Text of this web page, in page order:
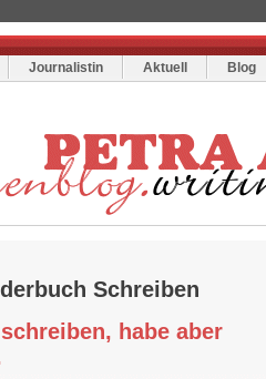
Journalistin Aktuell Blog
Schreiben
habe aber